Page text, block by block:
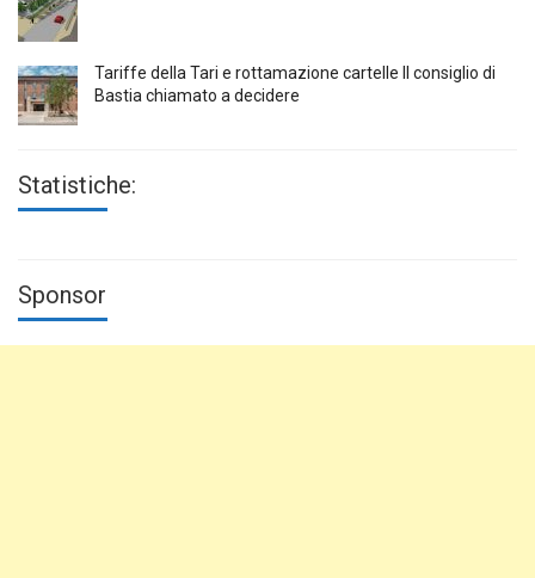
Tariffe della Tari e rottamazione cartelle Il consiglio di
Bastia chiamato a decidere
Statistiche:
Sponsor